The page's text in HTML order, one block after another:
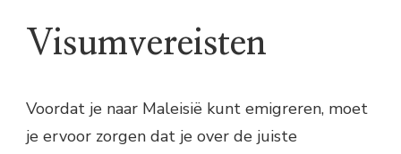
Visumvereisten
Voordat je naar Maleisië kunt emigreren, moet
je ervoor zorgen dat je over de juiste